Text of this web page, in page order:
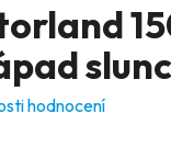
hodnocení